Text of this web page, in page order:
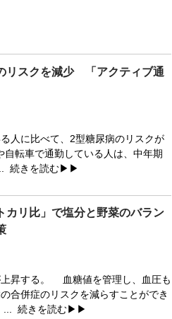
リスクを減少 「アクティブ通
人に比べて、2型糖尿病のリスクが
転車で通勤している人は、中年期
続きを読む▶▶
リ比」で塩分と野菜のバラン
昇する。 血糖値を管理し、血圧も
合併症のリスクを減らすことができ
... 続きを読む▶▶